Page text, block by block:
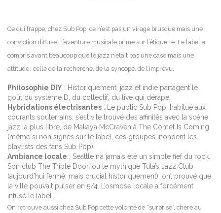
Ce qui frappe, chez Sub Pop, ce n’est pas un virage brusque mais une
conviction diffuse : l’aventure musicale prime sur l’étiquette. Le label a
compris avant beaucoup que le jazz n’était pas une case mais une
attitude : celle de la recherche, de la syncope, de l’imprévu.
Philosophie DIY : Historiquement, jazz et indie partagent le
goût du système D, du collectif, du live qui dérape.
Hybridations électrisantes : Le public Sub Pop, habitué aux
courants souterrains, s’est vite trouvé des affinités avec la scène
jazz la plus libre, de Makaya McCraven à The Comet Is Coming
(même si non signés sur le label, ces groupes inondent les
playlists des fans Sub Pop).
Ambiance locale : Seattle n’a jamais été un simple fief du rock.
Son club The Triple Door, ou le mythique Tula’s Jazz Club
(aujourd’hui fermé, mais crucial historiquement), ont prouvé que
la ville pouvait pulser en 5/4. L’osmose locale a forcément
infusé le label.
On retrouve aussi chez Sub Pop cette volonté de “surprise”, chère au